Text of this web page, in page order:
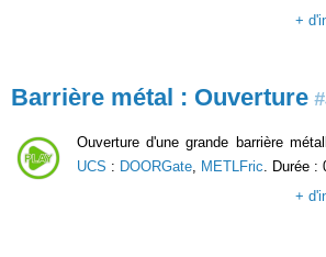
+
Barrière métal : Ouverture
Ouverture d'une grande barrière
UCS : DOORGate METLFric . Durée :
+